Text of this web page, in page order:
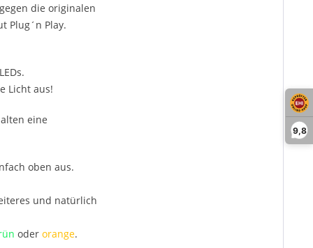
9,8
die originalen
Plug´n Play.
Licht aus!
eine
oben aus.
und natürlich
oder orange.